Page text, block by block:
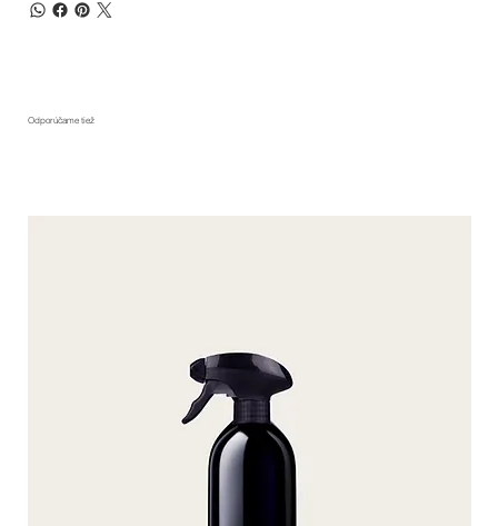
Odporúčame tiež